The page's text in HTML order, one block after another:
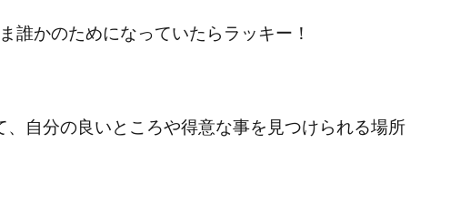
誰かのためになっていたらラッキー！
自分の良いところや得意な事を見つけられる場所